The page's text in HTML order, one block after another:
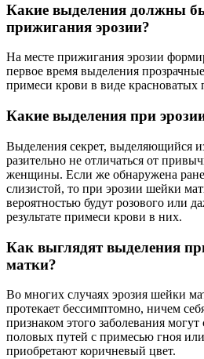
Какие выделения должны
прижигания эрозии?
На месте прижигания эрозии
первое время выделения
примеси крови в виде красноватых
Какие выделения при
Выделения секрет, выделяющийся
разительно не отличаться от
женщины. Если же обнаружена
слизистой, то при эрозии шейки
вероятностью будут розового или
результате примеси крови в них.
Как выглядят выделения
матки?
Во многих случаях эрозия шейки
протекает бессимптомно, ничем
признаком этого заболевания могут
половых путей с примесью гноя
приобретают коричневый цвет.